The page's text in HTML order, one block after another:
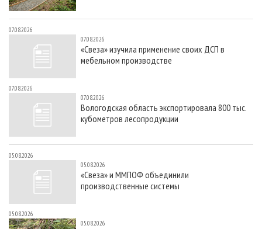
07.08.2026
07.08.2026
«Свеза» изучила применение своих ДСП в
мебельном производстве
07.08.2026
07.08.2026
Вологодская область экспортировала 800 тыс.
кубометров лесопродукции
05.08.2026
05.08.2026
«Свеза» и ММПОФ объединили
производственные системы
05.08.2026
05.08.2026